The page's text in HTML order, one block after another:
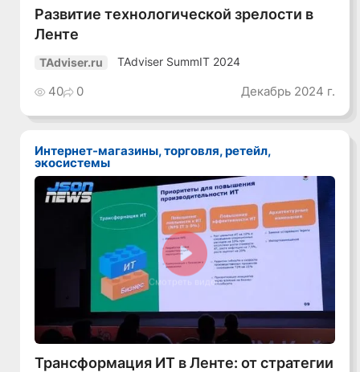
Развитие технологической зрелости в
Ленте
TAdviser.ru TAdviser SummIT 2024
40 0 Декабрь 2024 г.
Интернет-магазины, торговля, ретейл,
экосистемы
Смотреть видео
Трансформация ИТ в Ленте: от стратегии